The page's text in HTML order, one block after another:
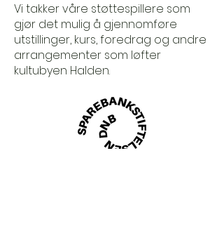
Vi takker våre støttespillere som
gjør det mulig å gjennomføre
utstillinger, kurs, foredrag og andre
arrangementer som løfter
kultubyen Halden.